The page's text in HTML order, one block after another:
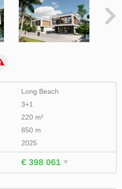
Long Beach
3+1
220 m²
850 m
2025
€ 398 061